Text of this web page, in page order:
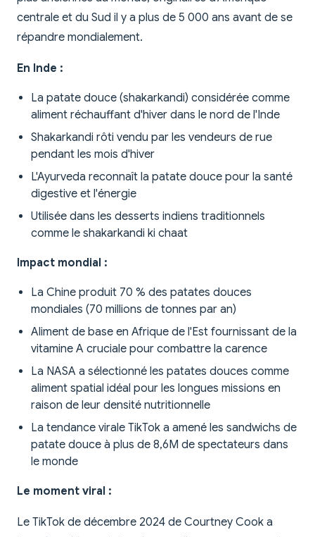
centrale et du Sud il y a plus de 5 000 ans avant de se
répandre mondialement.
En Inde :
La patate douce (shakarkandi) considérée comme
aliment réchauffant d'hiver dans le nord de l'Inde
Shakarkandi rôti vendu par les vendeurs de rue
pendant les mois d'hiver
L'Ayurveda reconnaît la patate douce pour la santé
digestive et l'énergie
Utilisée dans les desserts indiens traditionnels
comme le shakarkandi ki chaat
Impact mondial :
La Chine produit 70 % des patates douces
mondiales (70 millions de tonnes par an)
Aliment de base en Afrique de l'Est fournissant de la
vitamine A cruciale pour combattre la carence
La NASA a sélectionné les patates douces comme
aliment spatial idéal pour les longues missions en
raison de leur densité nutritionnelle
La tendance virale TikTok a amené les sandwichs de
patate douce à plus de 8,6M de spectateurs dans
le monde
Le moment viral :
Le TikTok de décembre 2024 de Courtney Cook a